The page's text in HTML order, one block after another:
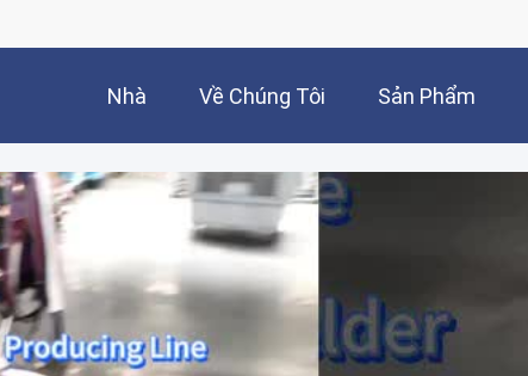
Nhà Về Chúng Tôi Sản Phẩm